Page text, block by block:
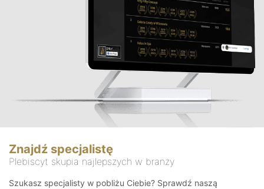
Znajdź specjalistę
Plebiscyt skupia najlepszych w branży
Szukasz specjalisty w pobliżu Ciebie? Sprawdź naszą